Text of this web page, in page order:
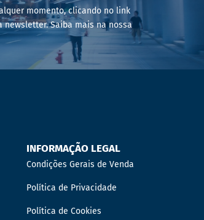
momento, clicando no link
newsletter. Saiba mais na nossa
INFORMAÇÃO LEGAL
Condições Gerais de Venda
Política de Privacidade
Política de Cookies